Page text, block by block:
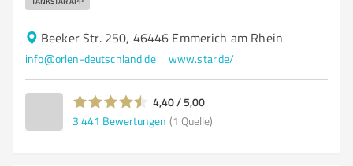
Beeker Str. 250, 46446 Emmerich am Rhein
info@orlen-deutschland.de www.star.de/
4,40 / 5,00
3.441 Bewertungen (1 Quelle)